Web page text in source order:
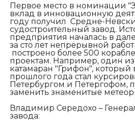
Первое место в номинации
вклад в инновационную
году получил Средне-
судостроительный завод.
предприятия началась в
за сто лет непрерывной
построено более 500
проектам. Например, один
катамаран "Грифон", который
прошлого года стал
Петербургом и Петергофом,
заменить знаменитые
Владимир Середохо –
завода: